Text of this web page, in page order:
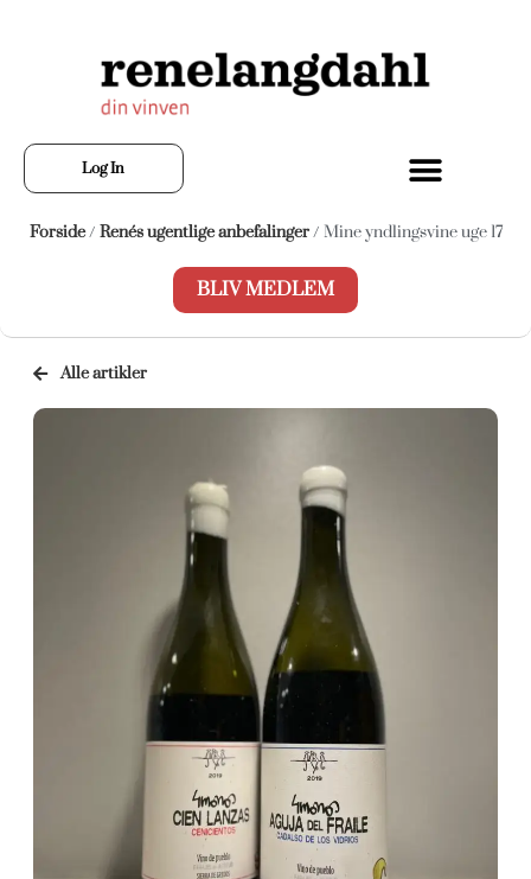
Log In
Forside/ Renés ugentlige anbefalinger/ Mine yndlingsvine uge 17
BLIV MEDLEM
Alle artikler